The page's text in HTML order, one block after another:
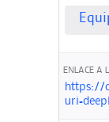
ENLACE A
https://